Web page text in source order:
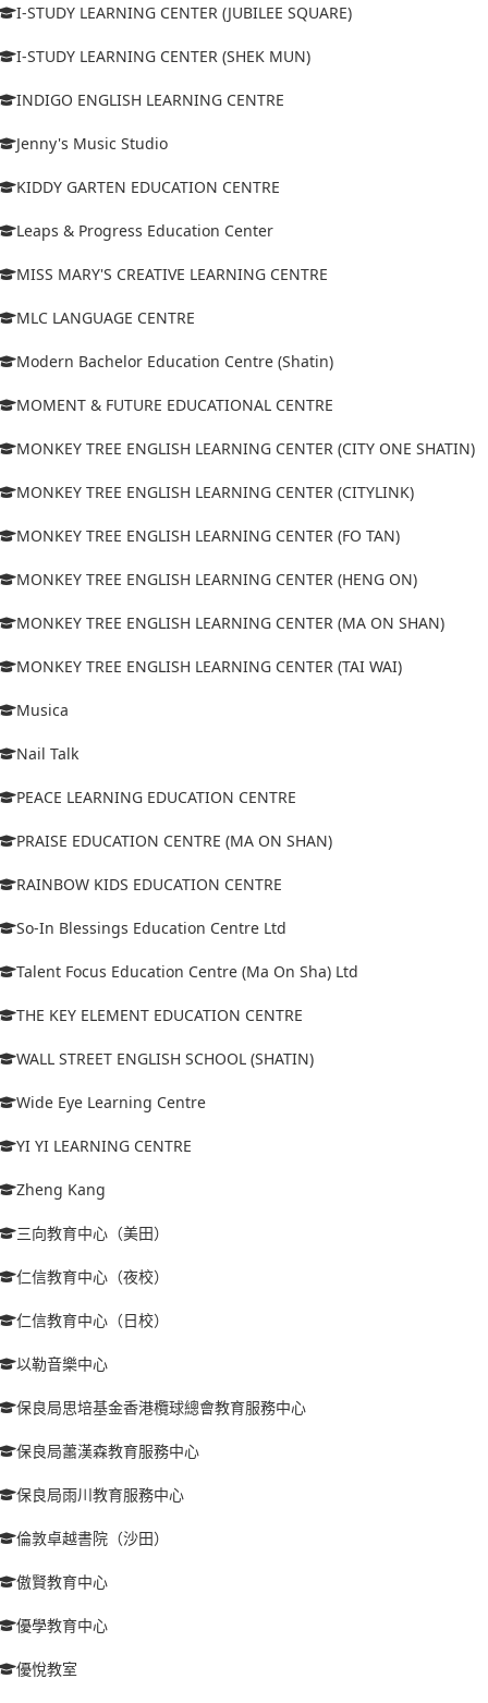
I-STUDY LEARNING CENTER (JUBILEE SQUARE)
I-STUDY LEARNING CENTER (SHEK MUN)
INDIGO ENGLISH LEARNING CENTRE
Jenny's Music Studio
KIDDY GARTEN EDUCATION CENTRE
Leaps & Progress Education Center
MISS MARY'S CREATIVE LEARNING CENTRE
MLC LANGUAGE CENTRE
Modern Bachelor Education Centre (Shatin)
MOMENT & FUTURE EDUCATIONAL CENTRE
MONKEY TREE ENGLISH LEARNING CENTER (CITY ONE SHATIN)
MONKEY TREE ENGLISH LEARNING CENTER (CITYLINK)
MONKEY TREE ENGLISH LEARNING CENTER (FO TAN)
MONKEY TREE ENGLISH LEARNING CENTER (HENG ON)
MONKEY TREE ENGLISH LEARNING CENTER (MA ON SHAN)
MONKEY TREE ENGLISH LEARNING CENTER (TAI WAI)
Musica
Nail Talk
PEACE LEARNING EDUCATION CENTRE
PRAISE EDUCATION CENTRE (MA ON SHAN)
RAINBOW KIDS EDUCATION CENTRE
So-In Blessings Education Centre Ltd
Talent Focus Education Centre (Ma On Sha) Ltd
THE KEY ELEMENT EDUCATION CENTRE
WALL STREET ENGLISH SCHOOL (SHATIN)
Wide Eye Learning Centre
YI YI LEARNING CENTRE
Zheng Kang
三向教育中心（美田）
仁信教育中心（夜校）
仁信教育中心（日校）
以勒音樂中心
保良局思培基金香港欖球總會教育服務中心
保良局蕭漢森教育服務中心
保良局雨川教育服務中心
倫敦卓越書院（沙田）
傲賢教育中心
優學教育中心
優悅教室